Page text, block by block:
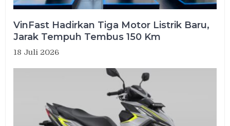
VinFast Hadirkan Tiga Motor Listrik Baru,
Jarak Tempuh Tembus 150 Km
18 Juli 2026